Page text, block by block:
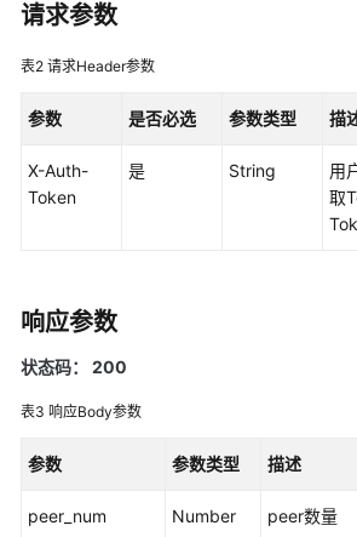
用
指
佳
实
发
南
参
考
请求参数
表2 请求Header参数
参数 是否必选 参数类型 描
X-Auth-
Token
是 String
用
取
响应参数
状态码： 200
表3 响应Body参数
参数 参数类型 描述
peer_num Number peer数量